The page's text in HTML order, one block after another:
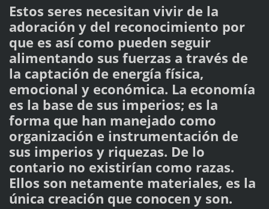
Estos seres necesitan vivir de la
adoración y del reconocimiento por
que es así como pueden seguir
alimentando sus fuerzas a través de
la captación de energía física,
emocional y económica. La economía
es la base de sus imperios; es la
forma que han manejado como
organización e instrumentación de
sus imperios y riquezas. De lo
contario no existirían como razas.
Ellos son netamente materiales, es la
única creación que conocen y son.